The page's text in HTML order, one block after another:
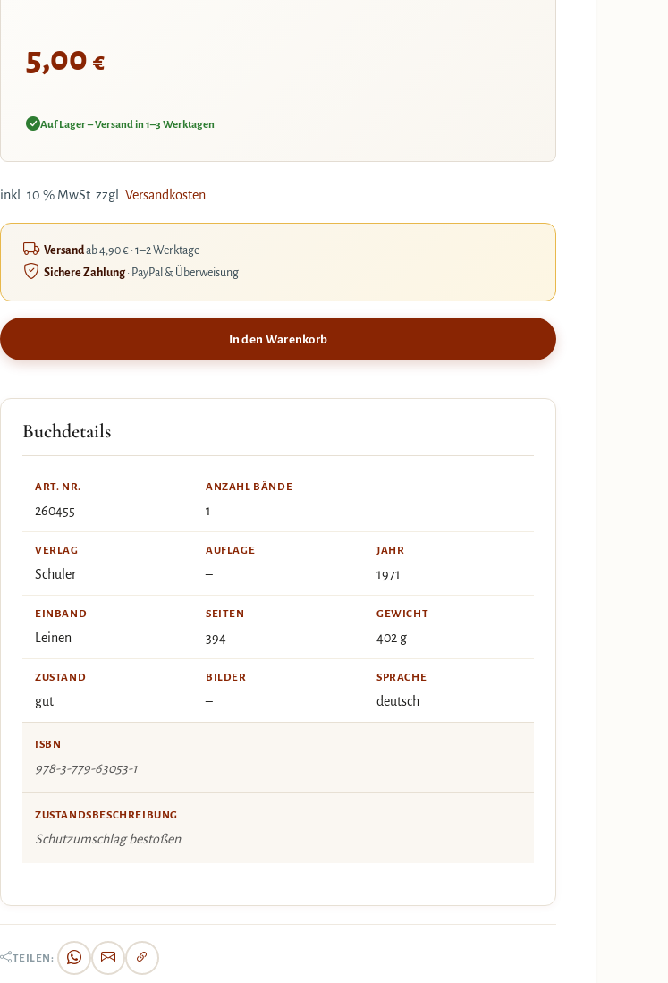
5,00 €
Auf Lager – Versand in 1–3 Werktagen
inkl. 10 % MwSt. zzgl. Versandkosten
Versandab 4,90 € · 1–2 Werktage
Sichere Zahlung· PayPal & Überweisung
In den Warenkorb
Buchdetails
ART. NR.
260455
ANZAHL BÄNDE
1
VERLAG
Schuler
AUFLAGE
–
JAHR
1971
EINBAND
Leinen
SEITEN
394
GEWICHT
402 g
ZUSTAND
gut
BILDER
–
SPRACHE
deutsch
ISBN
978-3-779-63053-1
ZUSTANDSBESCHREIBUNG
Schutzumschlag bestoßen
TEILEN: